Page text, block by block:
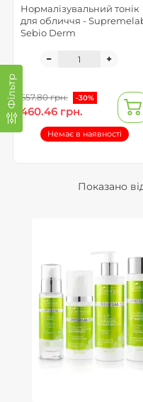
Фільтр
Нормалізувальний тонік
для обличчя -
Sebio Derm
657.80 грн. -30%
460.46 грн.
Немає в наявності
Показано